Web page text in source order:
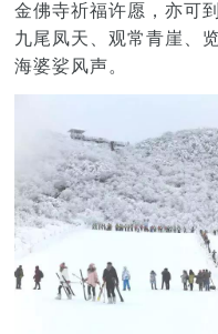
金佛寺祈福许愿，亦可
九尾凤天、观常青崖、
海婆娑风声。